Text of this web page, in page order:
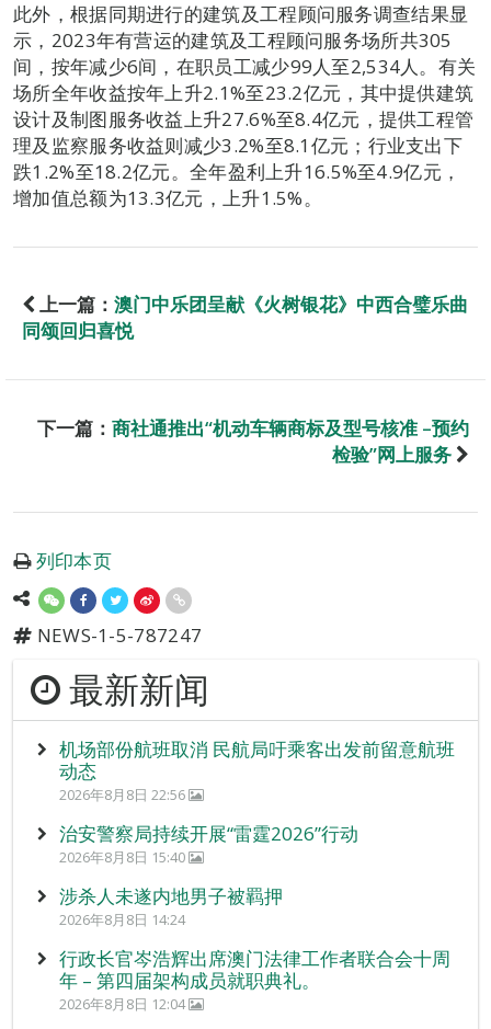
此外，根据同期进行的建筑及工程顾问服务调查结果显
示，2023年有营运的建筑及工程顾问服务场所共305
间，按年减少6间，在职员工减少99人至2,534人。有关
场所全年收益按年上升2.1%至23.2亿元，其中提供建筑
设计及制图服务收益上升27.6%至8.4亿元，提供工程管
理及监察服务收益则减少3.2%至8.1亿元；行业支出下
跌1.2%至18.2亿元。全年盈利上升16.5%至4.9亿元，
增加值总额为13.3亿元，上升1.5%。
上一篇： 澳门中乐团呈献《火树银花》中西合璧乐曲
同颂回归喜悦
下一篇： 商社通推出“机动车辆商标及型号核准 –预约
检验”网上服务
列印本页
NEWS-1-5-787247
最新新闻
机场部份航班取消 民航局吁乘客出发前留意航班
动态
2026年8月8日 22:56
治安警察局持续开展“雷霆2026”行动
2026年8月8日 15:40
涉杀人未遂内地男子被羁押
2026年8月8日 14:24
行政长官岑浩辉出席澳门法律工作者联合会十周
年 – 第四届架构成员就职典礼。
2026年8月8日 12:04